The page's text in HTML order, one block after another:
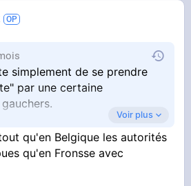
simplement de se prendre
par une certaine
Voir plus
qu'en Belgique les autorités
qu'en Fronsse avec